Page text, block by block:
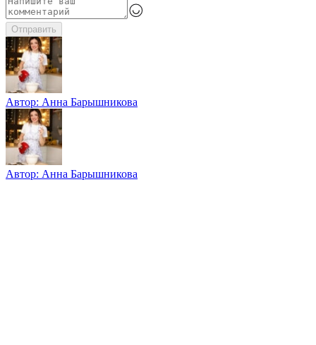
Отправить
Автор: Анна Барышникова
Автор: Анна Барышникова